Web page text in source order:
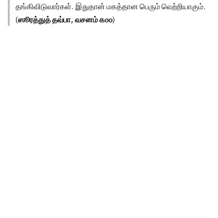
தங்கிவிடுவார்கள். இதுதான் மகத்தான பெரும் வெற்றியாகும்.
(ஸூரத்துத் தவ்பா, வசனம் ௧௦௦)